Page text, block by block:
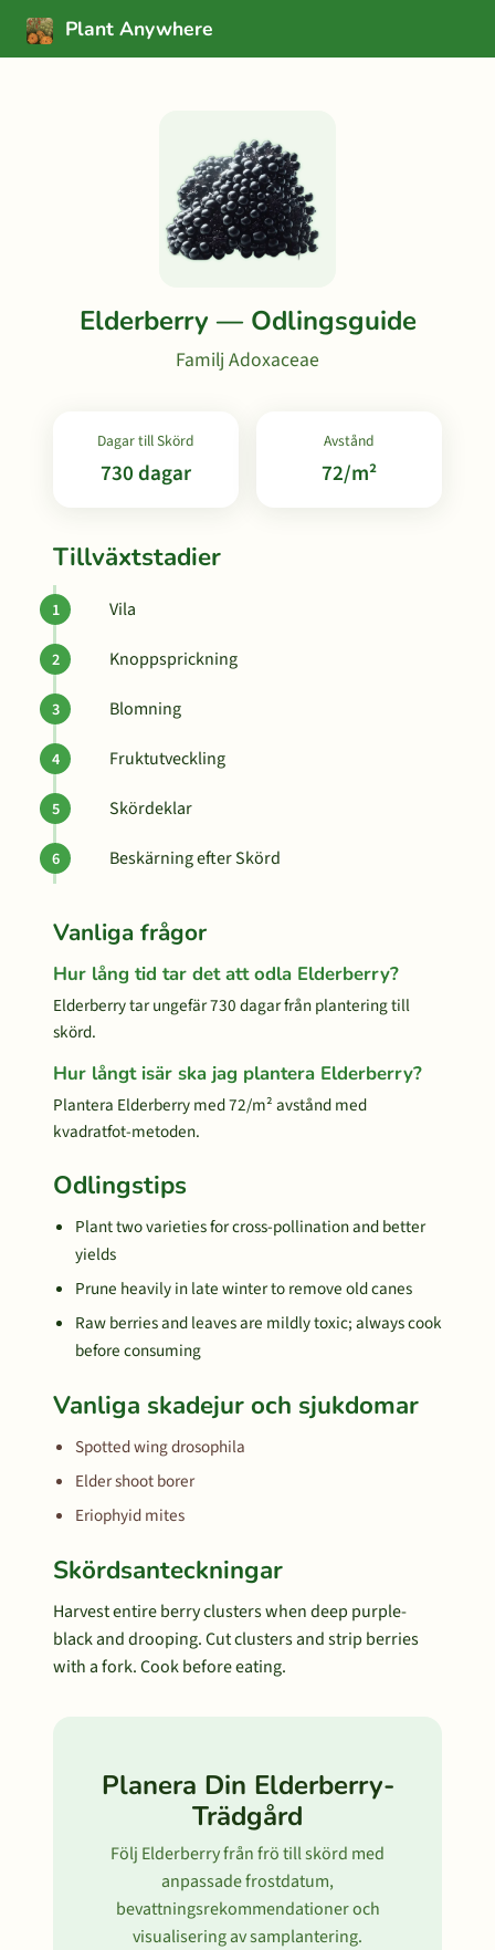
Plant Anywhere
Elderberry — Odlingsguide
Familj Adoxaceae
Dagar till Skörd
730 dagar
Avstånd
72/m²
Tillväxtstadier
Vila
Knoppsprickning
Blomning
Fruktutveckling
Skördeklar
Beskärning efter Skörd
Vanliga frågor
Hur lång tid tar det att odla Elderberry?
Elderberry tar ungefär 730 dagar från plantering till
skörd.
Hur långt isär ska jag plantera Elderberry?
Plantera Elderberry med 72/m² avstånd med
kvadratfot-metoden.
Odlingstips
Plant two varieties for cross-pollination and better
yields
Prune heavily in late winter to remove old canes
Raw berries and leaves are mildly toxic; always cook
before consuming
Vanliga skadejur och sjukdomar
Spotted wing drosophila
Elder shoot borer
Eriophyid mites
Skördsanteckningar
Harvest entire berry clusters when deep purple-
black and drooping. Cut clusters and strip berries
with a fork. Cook before eating.
Planera Din Elderberry-
Trädgård
Följ Elderberry från frö till skörd med
anpassade frostdatum,
bevattningsrekommendationer och
visualisering av samplantering.